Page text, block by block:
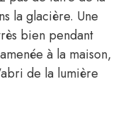
la glacière. Une
bien pendant
à la maison,
de la lumière